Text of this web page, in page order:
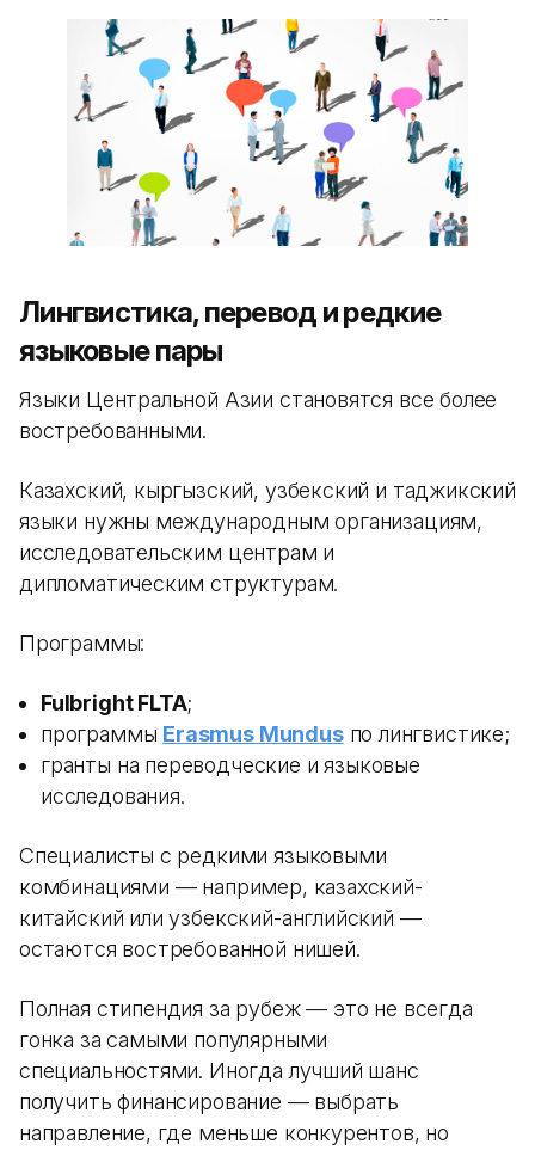
Лингвистика, перевод и редкие
языковые пары
Языки Центральной Азии становятся все более
востребованными.
Казахский, кыргызский, узбекский и таджикский
языки нужны международным организациям,
исследовательским центрам и
дипломатическим структурам.
Программы:
Fulbright FLTA;
программы Erasmus Mundusпо лингвистике;
гранты на переводческие и языковые
исследования.
Специалисты с редкими языковыми
комбинациями — например, казахский-
китайский или узбекский-английский —
остаются востребованной нишей.
Полная стипендия за рубеж — это не всегда
гонка за самыми популярными
специальностями. Иногда лучший шанс
получить финансирование — выбрать
направление, где меньше конкурентов, но